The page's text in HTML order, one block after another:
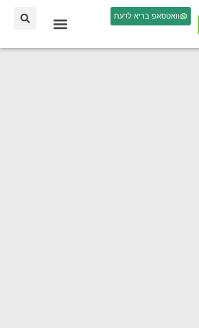
וואטסאפ בריא לדעת